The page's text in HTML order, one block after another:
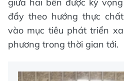
đẩy theo hướng thực
vào mục tiêu phát triển
phương trong thời gian tới.